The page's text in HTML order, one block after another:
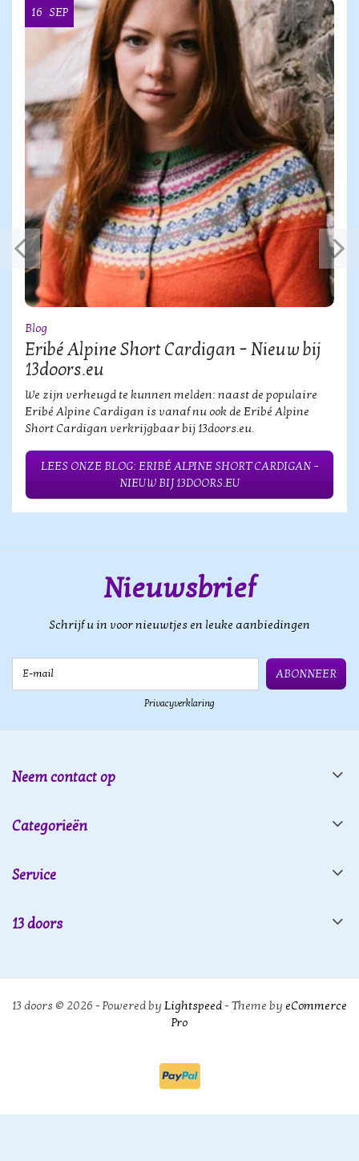
16 SEP
Blog
Eribé Alpine Short Cardigan – Nieuw bij
13doors.eu
We zijn verheugd te kunnen melden: naast de populaire
Eribé Alpine Cardigan is vanaf nu ook de Eribé Alpine
Short Cardigan verkrijgbaar bij 13doors.eu.
LEES ONZE BLOG: ERIBÉ ALPINE SHORT CARDIGAN –
NIEUW BIJ 13DOORS.EU
Nieuwsbrief
Schrijf u in voor nieuwtjes en leuke aanbiedingen
ABONNEER
Privacyverklaring
Neem contact op
Categorieën
Service
13 doors
13 doors © 2026 - Powered by Lightspeed- Theme by eCommerce
Pro